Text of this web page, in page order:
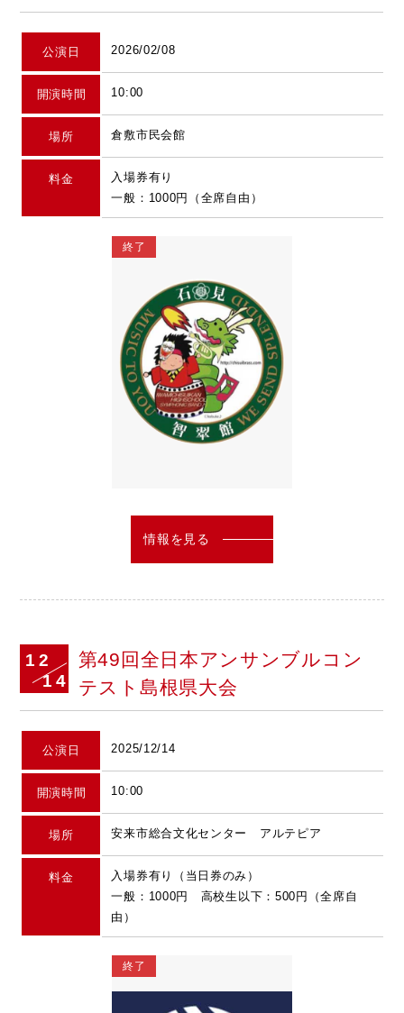
公演日 2026/02/08
開演時間 10:00
場所 倉敷市民会館
料金
入場券有り
一般：1000円（全席自由）
終了
情報を見る
12
14
第49回全日本アンサンブルコン
テスト島根県大会
公演日 2025/12/14
開演時間 10:00
場所 安来市総合文化センター アルテピア
料金
入場券有り（当日券のみ）
一般：1000円 高校生以下：500円（全席自
由）
終了